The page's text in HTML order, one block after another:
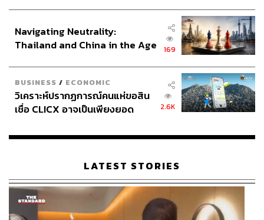
Navigating Neutrality:
Thailand and China in the Age
169
BUSINESS / ECONOMIC
วิเคราะห์ปรากฏการณ์คนแห่ขอสิน
เชื่อ CLICX อาจเป็นเพียงยอด
เรือนไทยที่ถูกซุกไว้
2.6K
LATEST STORIES